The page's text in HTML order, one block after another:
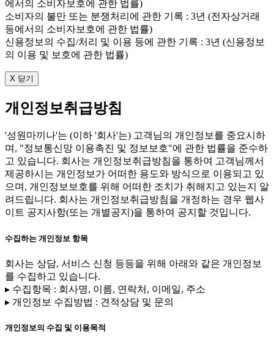
에서의 소비자보호에 관한 법률)
소비자의 불만 또는 분쟁처리에 관한 기록 : 3년 (전자상거래
등에서의 소비자보호에 관한 법률)
신용정보의 수집/처리 및 이용 등에 관한 기록 : 3년 (신용정보
의 이용 및 보호에 관한 법률)
X 닫기
개인정보취급방침
'성원마끼나'는 (이하 '회사'는) 고객님의 개인정보를 중요시하
며, "정보통신망 이용촉진 및 정보보호"에 관한 법률을 준수하
고 있습니다. 회사는 개인정보취급방침을 통하여 고객님께서
제공하시는 개인정보가 어떠한 용도와 방식으로 이용되고 있
으며, 개인정보보호를 위해 어떠한 조치가 취해지고 있는지 알
려드립니다. 회사는 개인정보취급방침을 개정하는 경우 웹사
이트 공지사항(또는 개별공지)을 통하여 공지할 것입니다.
수집하는 개인정보 항목
회사는 상담, 서비스 신청 등등을 위해 아래와 같은 개인정보
를 수집하고 있습니다.
▸ 수집항목 : 회사명, 이름, 연락처, 이메일, 주소
▸ 개인정보 수집방법 : 견적상담 및 문의
개인정보의 수집 및 이용목적